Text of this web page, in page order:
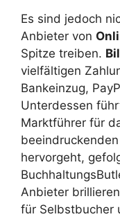
Es sind jedoch
Anbieter von
Spitze treiben.
vielfältigen
Bankeinzug,
Unterdessen
Marktführer für
hervorgeht,
Anbieter
für Selbstbucher